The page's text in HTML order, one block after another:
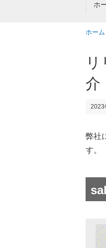
ホ
ホーム
介
2023
弊社
す。